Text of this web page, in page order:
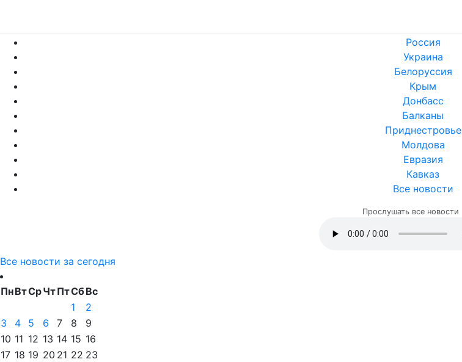
Россия
Украина
Белоруссия
Крым
Донбасс
Балканы
Приднестровье
Молдова
Евразия
Кавказ
Все новости
Прослушать все новости
Все новости за сегодня
ПнВтСрЧтПтСбВс
1
2
3
4 5 6 7 8
9
10 11 12 13 14 15 16
17 18 19 20 21 22 23